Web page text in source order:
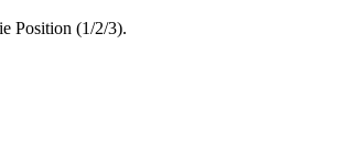
Position (1/2/3).